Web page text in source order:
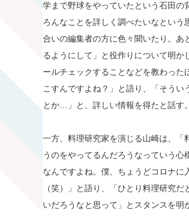
学まで野球をやっていたという石田
ろんなことを詳しく調べたいなという
合いの編集者の方に色々聞いたり。
るようにして」と役作りについて明
ールチェックすることなどを教わっ
こすんですよね？」と語り、「そう
とか…」と、詳しい情報を得たと話す。
一方、料理研究家を演じる山崎は、
うのをやってるんだろうなっていう
なんですよね。僕、ちょうどコロナ
（笑）」と語り、「ひとり料理研究
いだろうなと思って」とスタンスを明